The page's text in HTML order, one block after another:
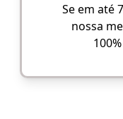
Se em até
nossa